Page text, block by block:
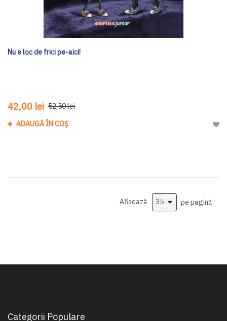
Nu e loc de frici pe-aici!
42,00 lei 52,50 lei
ADAUGĂ ÎN COȘ
Afișează pe pagină
Categorii Populare